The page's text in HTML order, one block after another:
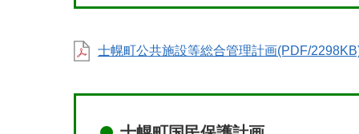
士幌町公共施設等総合管理計画(PDF/